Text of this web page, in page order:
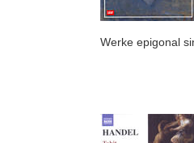
Werke epigonal